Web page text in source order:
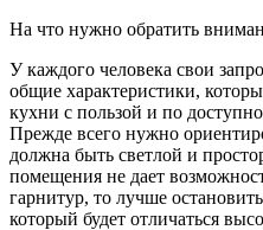
На что нужно обратить
У каждого человека свои
общие характеристики,
кухни с пользой и по
Прежде всего нужно
должна быть светлой и
помещения не дает
гарнитур, то лучше
который будет отличаться